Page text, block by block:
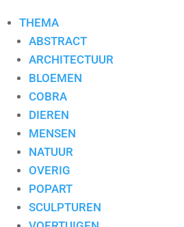
THEMA
ABSTRACT
ARCHITECTUUR
BLOEMEN
COBRA
DIEREN
MENSEN
NATUUR
OVERIG
POPART
SCULPTUREN
Aanvullende informatie
Formaat 100×160